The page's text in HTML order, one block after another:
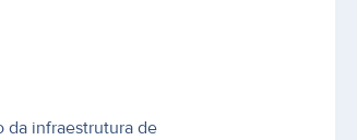
infraestrutura de